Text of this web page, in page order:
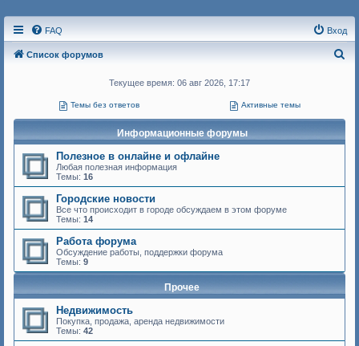
FAQ Вход
Список форумов
Текущее время: 06 авг 2026, 17:17
Темы без ответов Активные темы
Информационные форумы
Полезное в онлайне и офлайне
Любая полезная информация
Темы: 16
Городские новости
Все что происходит в городе обсуждаем в этом форуме
Темы: 14
Работа форума
Обсуждение работы, поддержки форума
Темы: 9
Прочее
Недвижимость
Покупка, продажа, аренда недвижимости
Темы: 42